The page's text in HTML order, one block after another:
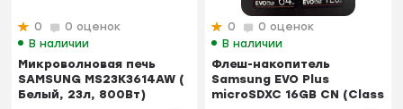
0
0 оценок
В наличии
Микроволновая печь
SAMSUNG MS23K3614AW (
Белый, 23л, 800Вт)
0
0 оценок
В наличии
Флеш-накопитель
Samsung EVO Plus
microSDXC 16GB CN (Class